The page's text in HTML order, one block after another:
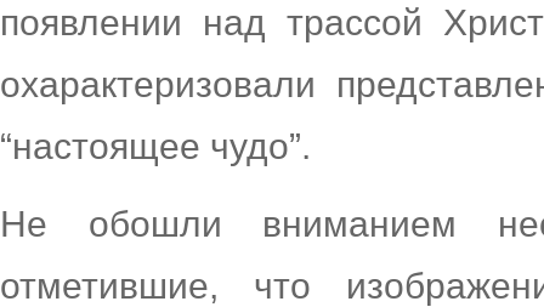
появлении над трассой
охарактеризовали
“настоящее чудо”.
Не обошли вниманием
отметившие, что